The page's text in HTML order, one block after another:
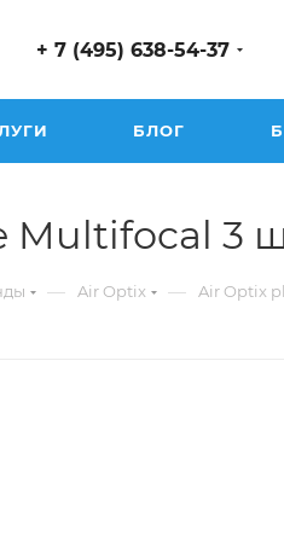
+ 7 (495) 638-54-37
БЛОГ
3
— Air Optix — Air Optix